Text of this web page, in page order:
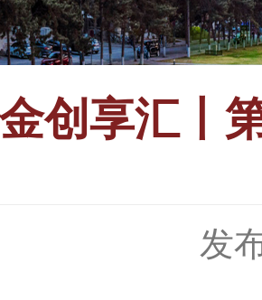
创享汇丨
发